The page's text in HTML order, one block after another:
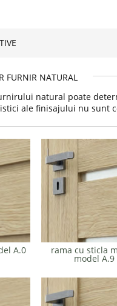
FURNIR NATURAL
natural poate
ale finisajului nu sunt
A.0 rama cu sticla
model A.9